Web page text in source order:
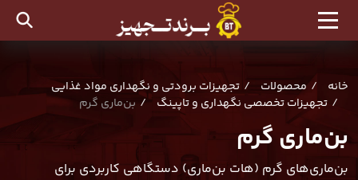
خانه محصولات
تجهیزات برودتی و نگهداری مواد غذایی
تجهیزات تخصصی نگهداری و تاپینگ
بن‌ماری گرم
بن‌ماری گرم
بن‌ماری‌های گرم (هات بن‌ماری‌) دستگاهی کاربردی برای